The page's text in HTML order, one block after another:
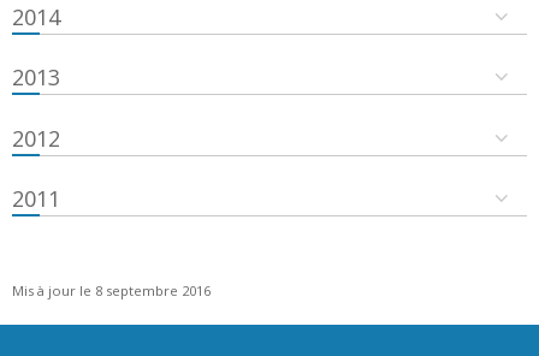
2014
2013
2012
2011
Mis à jour le 8 septembre 2016